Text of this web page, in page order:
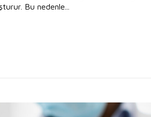
Bu nedenle...